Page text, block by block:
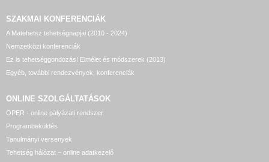
SZAKMAI KONFERENCIÁK
A Matehetsz tehetségnapjai (2010 - 2024)
Nemzetközi konferenciák
Ez is tehetséggondozás! Elmélet és módszerek (2013)
Egyéb, további rendezvények, konferenciák
ONLINE SZOLGÁLTATÁSOK
OPER - online pályázati rendszer
Programbeküldés
Tanulmányi versenyek
Tehetség hálózat – online adatkezelő